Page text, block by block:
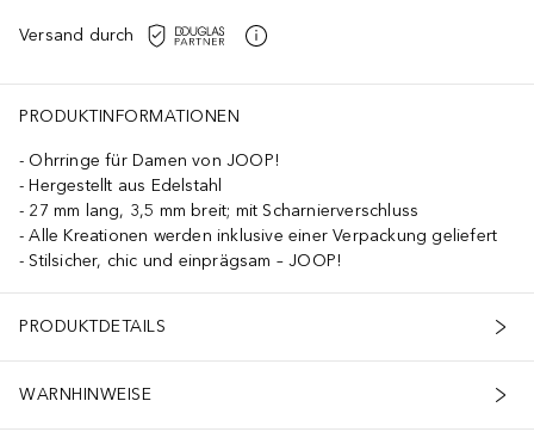
Versand durch
PRODUKTINFORMATIONEN
Ohrringe für Damen von JOOP!
Hergestellt aus Edelstahl
27 mm lang, 3,5 mm breit; mit Scharnierverschluss
Alle Kreationen werden inklusive einer Verpackung geliefert
Stilsicher, chic und einprägsam – JOOP!
PRODUKTDETAILS
WARNHINWEISE